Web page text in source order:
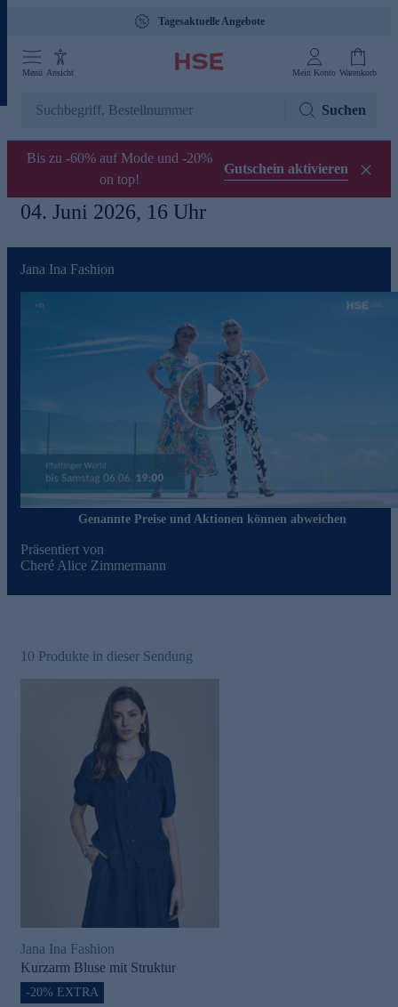
Tagesaktuelle Angebote
Menü Ansicht Mein Konto Warenkorb
Suchen
Bis zu -60% auf Mode und -20%
on top!
Gutschein aktivieren
04. Juni 2026, 16 Uhr
Jana Ina Fashion
Play
Genannte Preise und Aktionen können abweichen
Präsentiert von
Cheré Alice Zimmermann
10 Produkte in dieser Sendung
Jana Ina Fashion
Kurzarm Bluse mit Struktur
-20% EXTRA